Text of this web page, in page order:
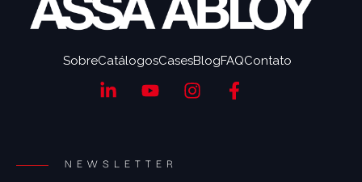
SobreCatálogosCasesBlogFAQContato
NEWSLETTER